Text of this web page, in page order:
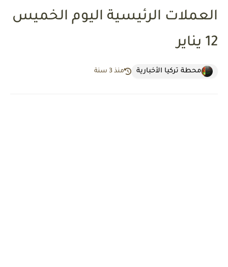
العملات الرئيسية اليوم الخميس
12 يناير
محطة تركيا الأخبارية منذ 3 سنة